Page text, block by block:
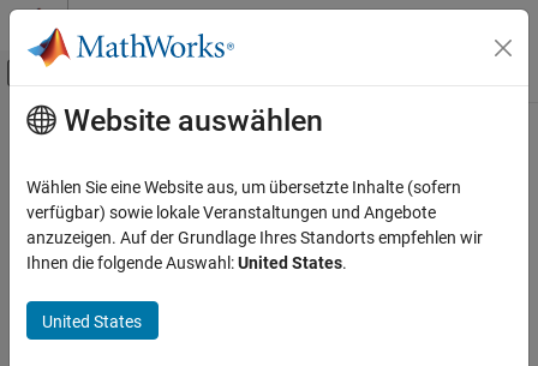
Weiter zum Inhalt
Umschaltung für Off-Canvas-
Startseite der Dokumentation
Hauptinhalt
How useful was this information?
Website auswählen
Wählen Sie eine Website aus, um übersetzte Inhalte (sofern
verfügbar) sowie lokale Veranstaltungen und Angebote
anzuzeigen. Auf der Grundlage Ihres Standorts empfehlen wir
Ihnen die folgende Auswahl:United States.
United States